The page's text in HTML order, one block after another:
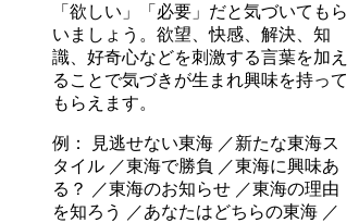
「欲しい」「必要」だと気づいてもら
いましょう。欲望、快感、解決、知
識、好奇心などを刺激する言葉を加え
ることで気づきが生まれ興味を持って
もらえます。
例： 見逃せない東海 ／新たな東海ス
タイル ／東海で勝負 ／東海に興味あ
る？ ／東海のお知らせ ／東海の理由
を知ろう ／あなたはどちらの東海 ／